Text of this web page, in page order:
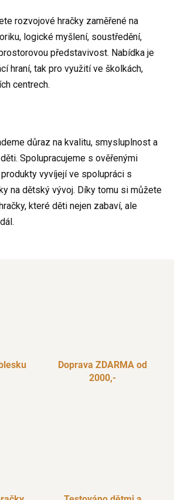
rozvojové hračky zaměřené na
logické myšlení, soustředění,
představivost. Nabídka je
hraní, tak pro využití ve školkách,
centrech.
důraz na kvalitu, smysluplnost a
Spolupracujeme s ověřenými
vyvíjejí ve spolupráci s
na dětský vývoj. Díky tomu si můžete
které děti nejen zabaví, ale
Doprava ZDARMA od
2000,-